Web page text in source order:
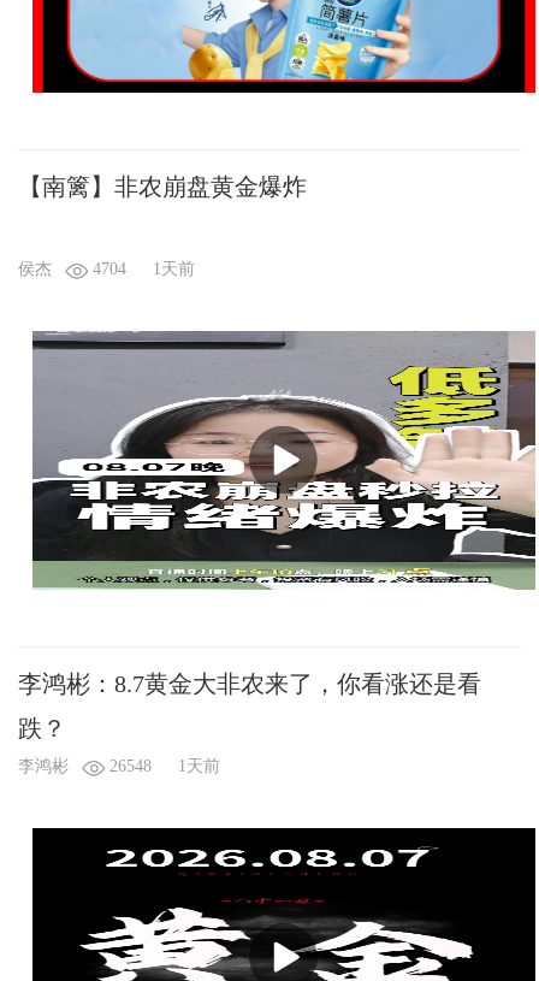
【南篱】非农崩盘黄金爆炸
侯杰 4704 1天前
李鸿彬：8.7黄金大非农来了，你看涨还是看
跌？
李鸿彬 26548 1天前